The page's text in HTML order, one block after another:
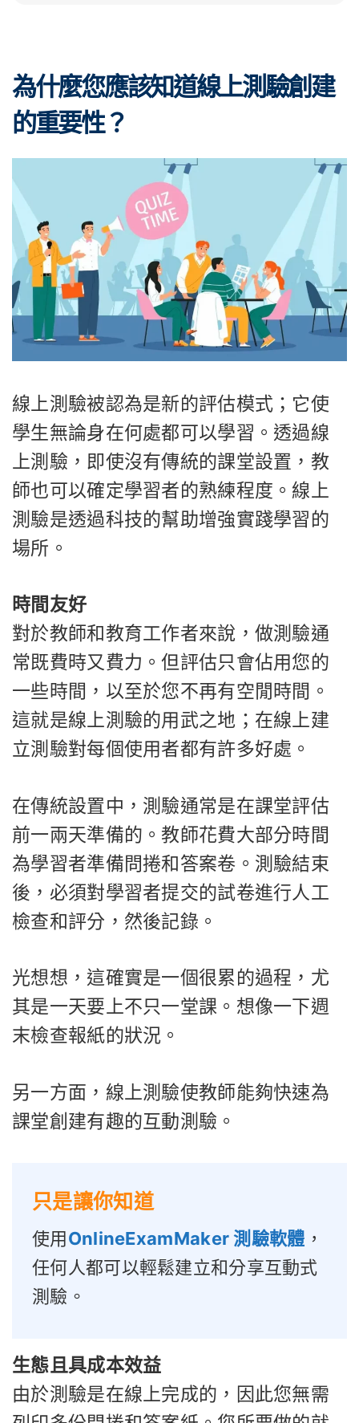
為什麼您應該知道線上測驗創建
的重要性？
線上測驗被認為是新的評估模式；它使
學生無論身在何處都可以學習。透過線
上測驗，即使沒有傳統的課堂設置，教
師也可以確定學習者的熟練程度。線上
測驗是透過科技的幫助增強實踐學習的
場所。
時間友好
對於教師和教育工作者來說，做測驗通
常既費時又費力。但評估只會佔用您的
一些時間，以至於您不再有空閒時間。
這就是線上測驗的用武之地；在線上建
立測驗對每個使用者都有許多好處。
在傳統設置中，測驗通常是在課堂評估
前一兩天準備的。教師花費大部分時間
為學習者準備問捲和答案卷。測驗結束
後，必須對學習者提交的試卷進行人工
檢查和評分，然後記錄。
光想想，這確實是一個很累的過程，尤
其是一天要上不只一堂課。想像一下週
末檢查報紙的狀況。
另一方面，線上測驗使教師能夠快速為
課堂創建有趣的互動測驗。
只是讓你知道
使用OnlineExamMaker 測驗軟體 ，
任何人都可以輕鬆建立和分享互動式
測驗。
生態且具成本效益
由於測驗是在線上完成的，因此您無需